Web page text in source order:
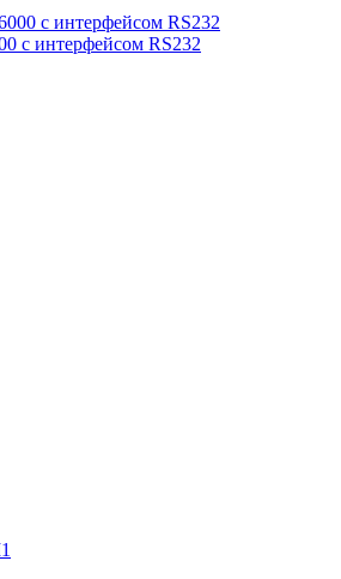
с интерфейсом RS232